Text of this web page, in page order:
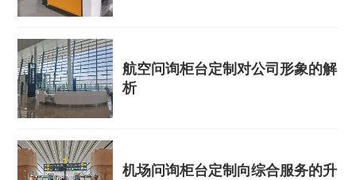
航空问询柜台定制对公司形象的解
析
机场问询柜台定制向综合服务的升